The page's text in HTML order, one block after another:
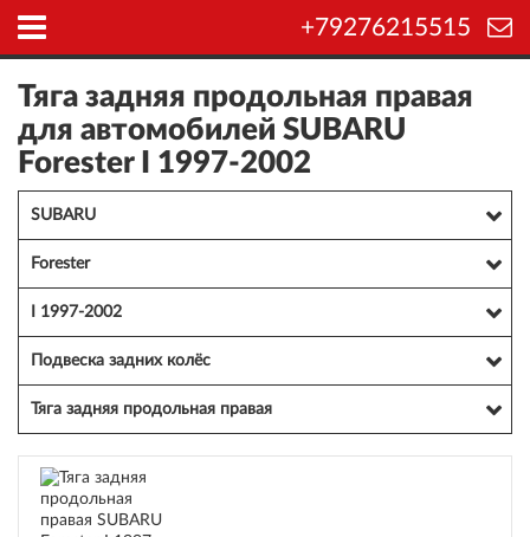
+79276215515
Тяга задняя продольная правая
для автомобилей SUBARU
Forester I 1997-2002
SUBARU
Forester
I 1997-2002
Подвеска задних колёс
Тяга задняя продольная правая